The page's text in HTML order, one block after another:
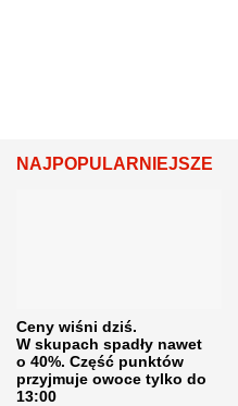
NAJPOPULARNIEJSZE
Ceny wiśni dziś.
W skupach spadły nawet
o 40%. Część punktów
przyjmuje owoce tylko do
13:00